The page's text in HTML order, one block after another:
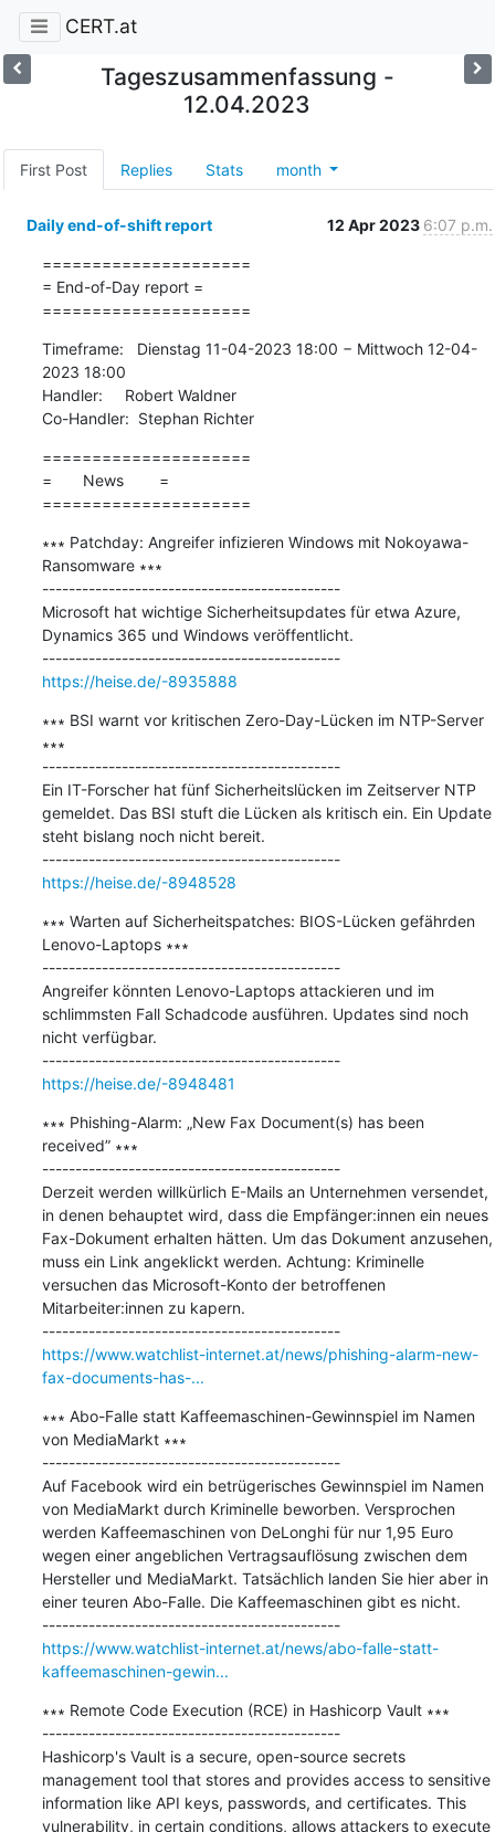
CERT.at
Tageszusammenfassung -
12.04.2023
First Post Replies Stats month
Daily end-of-shift report 12 Apr 2023 6:07 p.m.
=====================
= End-of-Day report =
=====================
Timeframe:   Dienstag 11-04-2023 18:00 − Mittwoch 12-04-
2023 18:00
Handler:     Robert Waldner
Co-Handler:  Stephan Richter
=====================
=       News        =
=====================
∗∗∗ Patchday: Angreifer infizieren Windows mit Nokoyawa-
Ransomware ∗∗∗
---------------------------------------------
Microsoft hat wichtige Sicherheitsupdates für etwa Azure,
Dynamics 365 und Windows veröffentlicht.
---------------------------------------------
https://heise.de/-8935888
∗∗∗ BSI warnt vor kritischen Zero-Day-Lücken im NTP-Server
∗∗∗
---------------------------------------------
Ein IT-Forscher hat fünf Sicherheitslücken im Zeitserver NTP
gemeldet. Das BSI stuft die Lücken als kritisch ein. Ein Update
steht bislang noch nicht bereit.
---------------------------------------------
https://heise.de/-8948528
∗∗∗ Warten auf Sicherheitspatches: BIOS-Lücken gefährden
Lenovo-Laptops ∗∗∗
---------------------------------------------
Angreifer könnten Lenovo-Laptops attackieren und im
schlimmsten Fall Schadcode ausführen. Updates sind noch
nicht verfügbar.
---------------------------------------------
https://heise.de/-8948481
∗∗∗ Phishing-Alarm: „New Fax Document(s) has been
received” ∗∗∗
---------------------------------------------
Derzeit werden willkürlich E-Mails an Unternehmen versendet,
in denen behauptet wird, dass die Empfänger:innen ein neues
Fax-Dokument erhalten hätten. Um das Dokument anzusehen,
muss ein Link angeklickt werden. Achtung: Kriminelle
versuchen das Microsoft-Konto der betroffenen
Mitarbeiter:innen zu kapern.
---------------------------------------------
https://www.watchlist-internet.at/news/phishing-alarm-new-
fax-documents-has-...
∗∗∗ Abo-Falle statt Kaffeemaschinen-Gewinnspiel im Namen
von MediaMarkt ∗∗∗
---------------------------------------------
Auf Facebook wird ein betrügerisches Gewinnspiel im Namen
von MediaMarkt durch Kriminelle beworben. Versprochen
werden Kaffeemaschinen von DeLonghi für nur 1,95 Euro
wegen einer angeblichen Vertragsauflösung zwischen dem
Hersteller und MediaMarkt. Tatsächlich landen Sie hier aber in
einer teuren Abo-Falle. Die Kaffeemaschinen gibt es nicht.
---------------------------------------------
https://www.watchlist-internet.at/news/abo-falle-statt-
kaffeemaschinen-gewin...
∗∗∗ Remote Code Execution (RCE) in Hashicorp Vault ∗∗∗
---------------------------------------------
Hashicorp's Vault is a secure, open-source secrets
management tool that stores and provides access to sensitive
information like API keys, passwords, and certificates. This
vulnerability, in certain conditions, allows attackers to execute